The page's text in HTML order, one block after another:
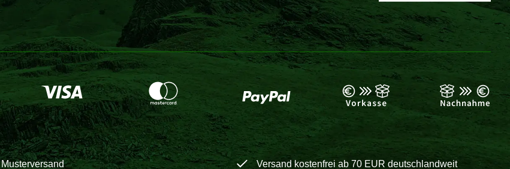
Musterversand Versand kostenfrei ab 70 EUR deutschlandweit